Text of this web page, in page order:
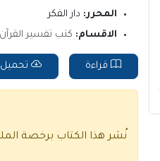
المحرر: دار الفكر
الاقسام: كتب تفسير القرآن
قراءة تحميل
نُشر هذا الكتاب برخصة